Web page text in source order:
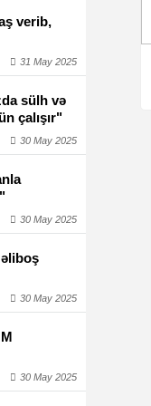
verib,
31 May 2025
sülh və
çalışır"
30 May 2025
30 May 2025
30 May 2025
30 May 2025